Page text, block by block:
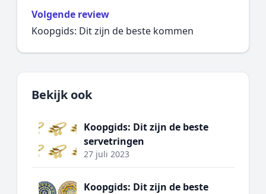
Volgende review
Koopgids: Dit zijn de beste kommen
Bekijk ook
Koopgids: Dit zijn de beste
servetringen
27 juli 2023
Koopgids: Dit zijn de beste